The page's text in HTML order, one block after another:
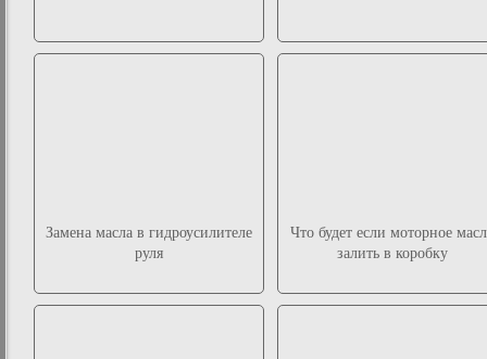
Замена масла в гидроусилителе
руля
Что будет если моторное
залить в коробку